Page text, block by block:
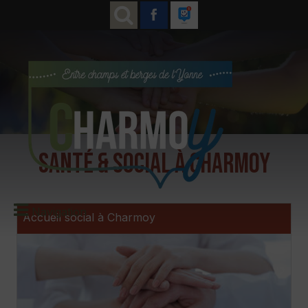
Navigation
Santé & social à Charmoy
Accueil social à Charmoy